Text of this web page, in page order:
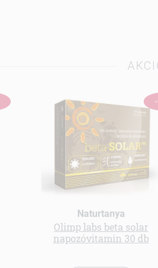
Naturtanya
Olimp labs beta solar
napozóvitamin 30 db